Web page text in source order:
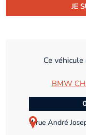
JE
Ce
BMW
4 rue André